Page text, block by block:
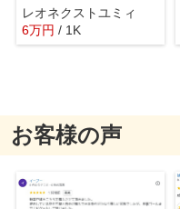
レオネクストユミィ
6万円 / 1K
お客様の声